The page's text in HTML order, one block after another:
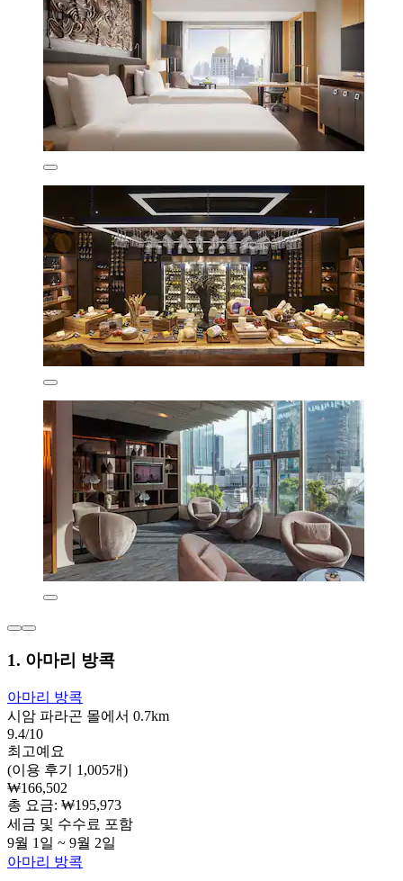
1. 아마리 방콕
아마리 방콕
시암 파라곤 몰에서 0.7km
9.4/10
최고예요
(이용 후기 1,005개)
₩166,502
총 요금: ₩195,973
세금 및 수수료 포함
9월 1일 ~ 9월 2일
아마리 방콕